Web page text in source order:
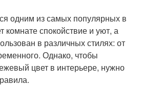
одним из самых популярных в
комнате спокойствие и уют, а
в различных стилях: от
Однако, чтобы
цвет в интерьере, нужно